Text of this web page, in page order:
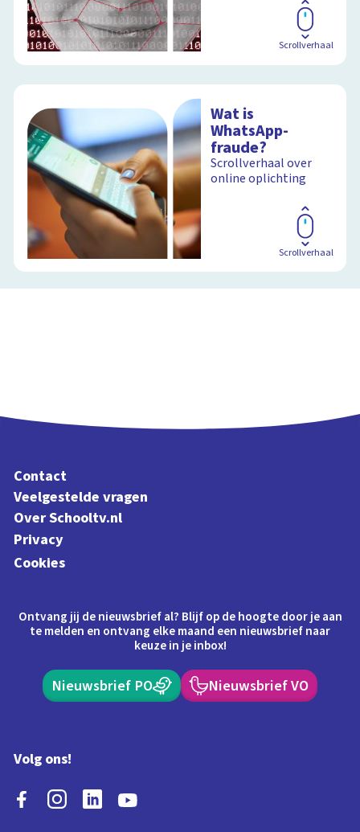
Scrollverhaal
Wat is
WhatsApp-
fraude?
Scrollverhaal over
online oplichting
Scrollverhaal
Contact
Veelgestelde vragen
Over Schooltv.nl
Privacy
Cookies
Ontvang jij de nieuwsbrief al? Blijf op de hoogte door je aan
te melden en ontvang elke maand een nieuwsbrief naar
keuze in je inbox!
Nieuwsbrief PO Nieuwsbrief VO
Volg ons!